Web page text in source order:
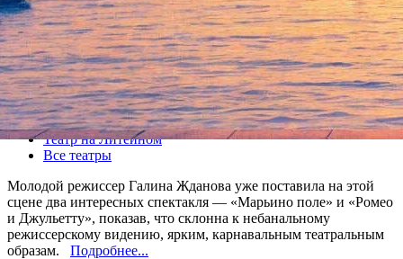
Кармен
04 октября 2012, четверг-05 октября 2012, пятница
Версия для печати
Все спектакли
Театр на Литейном
Все театры
Молодой режиссер Галина Жданова уже поставила на этой
сцене два интересных спектакля — «Марьино поле» и «Ромео
и Джульетту», показав, что склонна к небанальному
режиссерскому видению, ярким, карнавальным театральным
образам. Подробнее...